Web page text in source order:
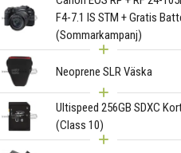
F4-7.1 IS STM + Gratis
(Sommarkampanj)
Neoprene SLR Väska
Ultispeed 256GB SDXC
(Class 10)